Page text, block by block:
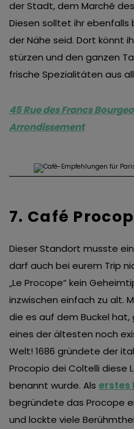
van derde partijen om
tonen en/of de inhoud van
voorkeuren af te stemmen.
beheren via ‘Zelf instellen’.
doorgaan’ dan ga je
Merci!
der Stadt, dem Marché
Diesen solltet ihr ebenfalls
der Nähe seid. Dort könnt
stürzen und den ganzen
frische Spezialitäten aus
45 Rue des Francs
Arrondissement
7. Café
Dieser Standort musste
darf auch bei eurem Trip
„Le Procope“ kein
inzwischen einfach zu alt.
die es auf dem Buckel
eines der ältesten noch
Welt! 1686 gründete der
Procopio dei Coltelli diese
benannt wurde. Als erstes
begründete das Procope
und lockte viele